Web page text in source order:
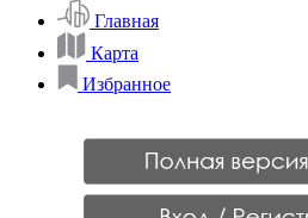
Главная
Карта
Избранное